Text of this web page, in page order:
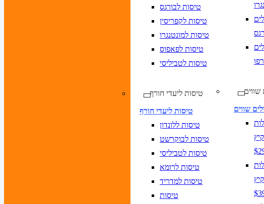
טיסות לבורגס
טיסות לקפריסין
טיסות למונטנגרו
טיסות לפאפוס
טיסות לטביליסי
טיסות ליעדי חורף
טיסות ליעדי חורף
טיסות ללונדון
טיסות לבוקרשט
טיסות לטביליסי
טיסות לרומא
טיסות למדריד
טיסות
שווים
שווים